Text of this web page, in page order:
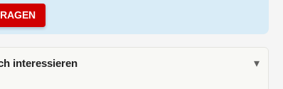
interessieren ▾